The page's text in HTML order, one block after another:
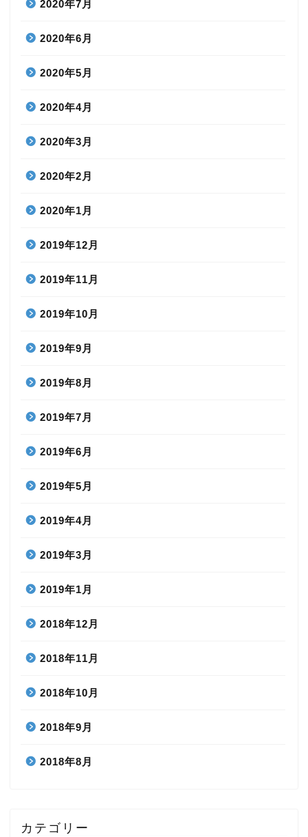
2020年7月
2020年6月
2020年5月
2020年4月
2020年3月
2020年2月
2020年1月
2019年12月
2019年11月
2019年10月
2019年9月
2019年8月
2019年7月
2019年6月
2019年5月
2019年4月
2019年3月
2019年1月
2018年12月
2018年11月
2018年10月
2018年9月
2018年8月
カテゴリー